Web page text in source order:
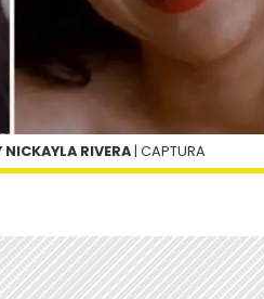
NICKAYLA RIVERA | CAPTURA